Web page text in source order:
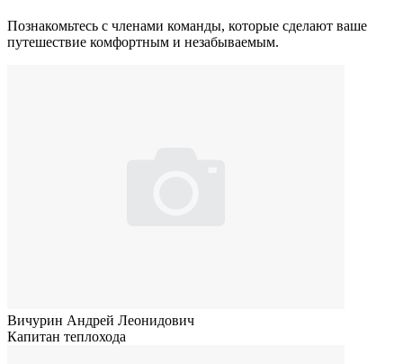
Познакомьтесь с членами команды, которые сделают ваше
путешествие комфортным и незабываемым.
Вичурин Андрей Леонидович
Капитан теплохода